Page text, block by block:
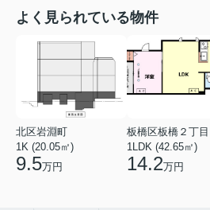
よく見られている物件
北区岩淵町
1K (20.05㎡)
9.5万円
板橋区板橋２丁目
1LDK (42.65㎡)
14.2万円